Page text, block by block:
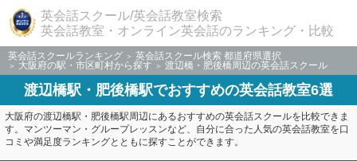
英会話スクール/英会話教室検索
英会話教室・オンライン英会話のランキング・比較
英会話スクールランキング
英会話スクール検索 都道府県選択
大阪府の駅・市区町村から探す
渡辺橋・肥後橋周辺の英会話スクール
渡辺橋駅・肥後橋駅でおすすめの英会話教室6選
大阪府の渡辺橋駅・肥後橋駅周辺にあるおすすめの英会話スクールを比較できま
す。マンツーマン・グループレッスンなど、自分に合った人気の英会話教室を口
コミや満足度ランキングとともに探すことができます。